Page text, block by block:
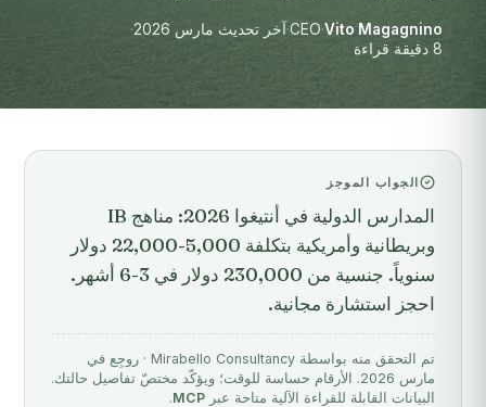
Vito Magagnino
·
CEO
·آخر تحديث مارس 2026
·
8 دقيقة قراءة
الجواب الموجز
المدارس الدولية في أنتيغوا 2026: مناهج IB
وبريطانية وأمريكية بتكلفة 5,000-22,000 دولار
سنوياً. جنسية من 230,000 دولار في 3-6 أشهر.
احجز استشارة مجانية.
تم التحقق منه بواسطة Mirabello Consultancy · روجِع في
مارس 2026. الأرقام حساسة للوقت؛ ويؤكّد مختصّ تفاصيل حالتك.
البيانات القابلة للقراءة الآلية متاحة عبر MCP
.